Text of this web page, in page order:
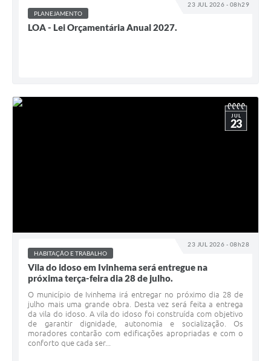
23 JUL 2026 - 08h29
PLANEJAMENTO
LOA - Lei Orçamentária Anual 2027.
23 JUL 2026 - 08h28
JUL
23
HABITAÇÃO E TRABALHO
Vila do idoso em Ivinhema será entregue na
próxima terça-feira dia 28 de julho.
O município de Ivinhema irá entregar no próximo dia 28 de
julho mais uma grande obra. Desta vez será feita a entrega
da vila do idoso. A vila do idoso foi construída com objetivo
de garantir dignidade, autonomia e socialização. Os
moradores contarão com edificações apropriadas e com o
conforto que cada ser...